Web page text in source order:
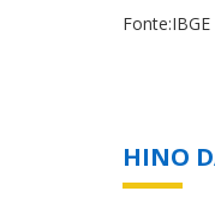
Fonte:IBGE
HINO